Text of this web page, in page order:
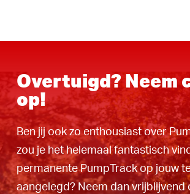
Overtuigd? Neem
op!
Ben jij ook zo enthousiast over
zou je het helemaal fantastisch
permanente PumpTrack op jouw
aangelegd? Neem dan vrijblijvend